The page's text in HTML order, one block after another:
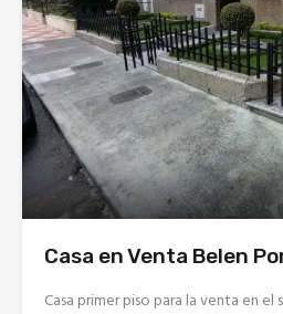
Casa en Venta Belen
Casa primer piso para la venta en